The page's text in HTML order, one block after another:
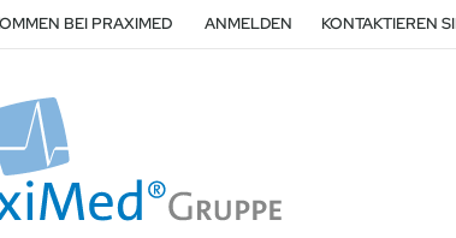
BEI PRAXIMED ANMELDEN KONTAKTIEREN